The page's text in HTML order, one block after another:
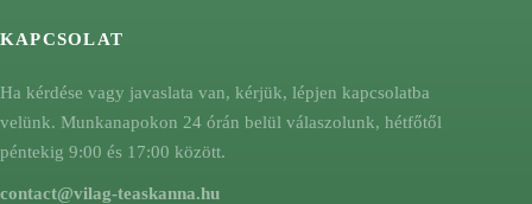
KAPCSOLAT
Ha kérdése vagy javaslata van, kérjük, lépjen kapcsolatba
velünk. Munkanapokon 24 órán belül válaszolunk, hétfőtől
péntekig 9:00 és 17:00 között.
contact@vilag-teaskanna.hu